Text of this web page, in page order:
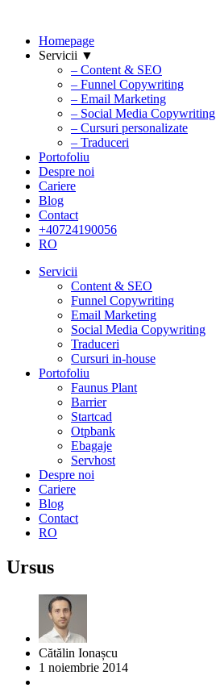
Homepage
Servicii ▼
– Content & SEO
– Funnel Copywriting
– Email Marketing
– Social Media Copywriting
– Cursuri personalizate
– Traduceri
Portofoliu
Despre noi
Cariere
Blog
Contact
+40724190056
RO
Servicii
Content & SEO
Funnel Copywriting
Email Marketing
Social Media Copywriting
Traduceri
Cursuri in-house
Portofoliu
Faunus Plant
Barrier
Startcad
Otpbank
Ebagaje
Servhost
Despre noi
Cariere
Blog
Contact
RO
Ursus
Cătălin Ionașcu
1 noiembrie 2014